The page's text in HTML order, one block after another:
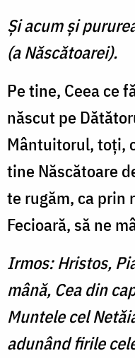
Şi acum şi
(a Născătoarei).
Pe tine, Ceea ce
născut pe
Mântuitorul, toţi,
tine Născătoare
te rugăm, ca prin
Fecioară, să ne
Irmos: Hristos,
mână, Cea din
Muntele cel
adunând firile